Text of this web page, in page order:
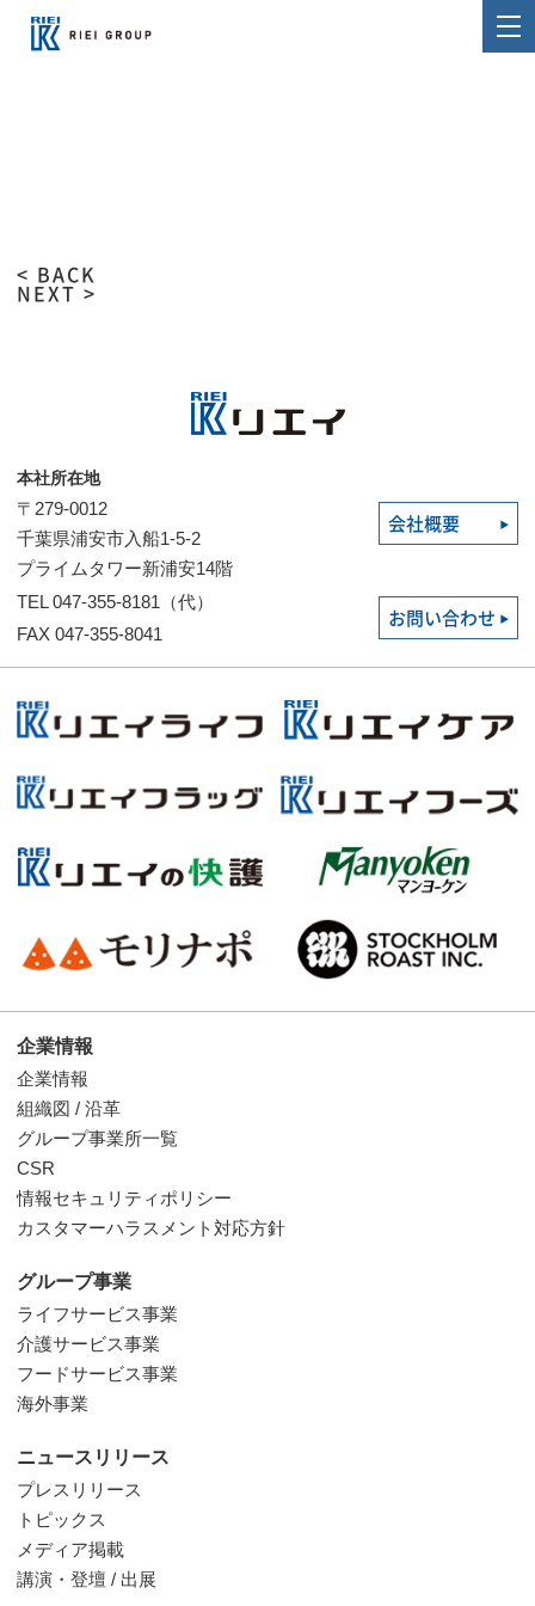
< BACK
NEXT >
本社所在地
〒279-0012
千葉県浦安市入船1-5-2
プライムタワー新浦安14階
会社概要
TEL 047-355-8181（代）
FAX 047-355-8041
お問い合わせ
企業情報
企業情報
組織図 / 沿革
グループ事業所一覧
CSR
情報セキュリティポリシー
カスタマーハラスメント対応方針
グループ事業
ライフサービス事業
介護サービス事業
フードサービス事業
海外事業
ニュースリリース
プレスリリース
トピックス
メディア掲載
講演・登壇 / 出展